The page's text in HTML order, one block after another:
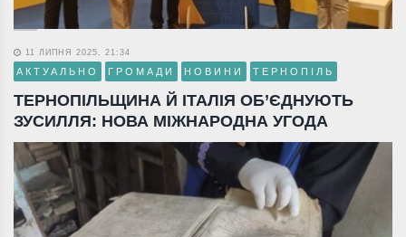
11 ЛИПНЯ 2025, 21:34
АКТУАЛЬНО ГРОМАДИ НОВИНИ ТЕРНОПІЛЬ
ТЕРНОПІЛЬЩИНА Й ІТАЛІЯ ОБ’ЄДНУЮТЬ
ЗУСИЛЛЯ: НОВА МІЖНАРОДНА УГОДА